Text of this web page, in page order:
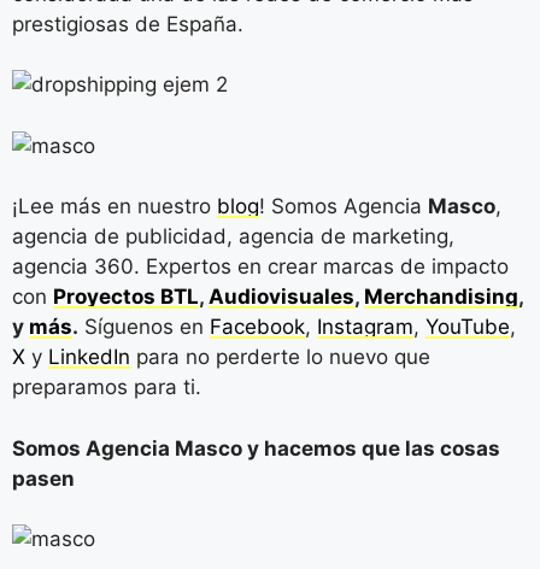
prestigiosas de España.
¡Lee más en nuestro blog! Somos Agencia Masco,
agencia de publicidad, agencia de marketing,
agencia 360. Expertos en crear marcas de impacto
con Proyectos BTL, Audiovisuales, Merchandising,
y más. Síguenos en Facebook, Instagram, YouTube,
X y LinkedIn para no perderte lo nuevo que
preparamos para ti.
Somos Agencia Masco y hacemos que las cosas
pasen